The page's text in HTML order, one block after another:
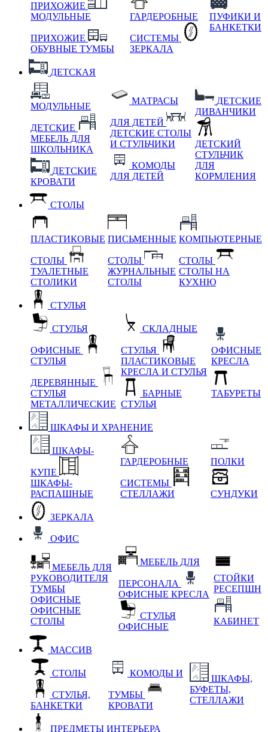
ПРИХОЖИЕ
МОДУЛЬНЫЕ
ПРИХОЖИЕ
ОБУВНЫЕ ТУМБЫ
ГАРДЕРОБНЫЕ
СИСТЕМЫ
ЗЕРКАЛА
ПУФИКИ И
БАНКЕТКИ
ДЕТСКАЯ
МОДУЛЬНЫЕ
ДЕТСКИЕ
МЕБЕЛЬ ДЛЯ
ШКОЛЬНИКА
ДЕТСКИЕ
КРОВАТИ
МАТРАСЫ
ДЛЯ ДЕТЕЙ
ДЕТСКИЕ СТОЛЫ
И СТУЛЬЧИКИ
КОМОДЫ
ДЛЯ ДЕТЕЙ
ДЕТСКИЕ
ДИВАНЧИКИ
ДЕТСКИЙ
СТУЛЬЧИК
ДЛЯ
КОРМЛЕНИЯ
СТОЛЫ
ПЛАСТИКОВЫЕ
СТОЛЫ
ТУАЛЕТНЫЕ
СТОЛИКИ
ПИСЬМЕННЫЕ
СТОЛЫ
ЖУРНАЛЬНЫЕ
СТОЛЫ
КОМПЬЮТЕРНЫЕ
СТОЛЫ
СТОЛЫ НА
КУХНЮ
СТУЛЬЯ
СТУЛЬЯ
ОФИСНЫЕ
СТУЛЬЯ
ДЕРЕВЯННЫЕ
СТУЛЬЯ
МЕТАЛЛИЧЕСКИЕ
СКЛАДНЫЕ
СТУЛЬЯ
ПЛАСТИКОВЫЕ
КРЕСЛА И СТУЛЬЯ
БАРНЫЕ
СТУЛЬЯ
ОФИСНЫЕ
КРЕСЛА
ТАБУРЕТЫ
ШКАФЫ И ХРАНЕНИЕ
ШКАФЫ-
КУПЕ
ШКАФЫ-
РАСПАШНЫЕ
ГАРДЕРОБНЫЕ
СИСТЕМЫ
СТЕЛЛАЖИ
ПОЛКИ
СУНДУКИ
ЗЕРКАЛА
ОФИС
МЕБЕЛЬ ДЛЯ
РУКОВОДИТЕЛЯ
ТУМБЫ
ОФИСНЫЕ
ОФИСНЫЕ
СТОЛЫ
МЕБЕЛЬ ДЛЯ
ПЕРСОНАЛА
ОФИСНЫЕ КРЕСЛА
СТУЛЬЯ
ОФИСНЫЕ
СТОЙКИ
РЕСЕПШН
КАБИНЕТ
МАССИВ
СТОЛЫ
СТУЛЬЯ,
БАНКЕТКИ
КОМОДЫ И
ТУМБЫ
КРОВАТИ
ШКАФЫ,
БУФЕТЫ,
СТЕЛЛАЖИ
ПРЕДМЕТЫ ИНТЕРЬЕРА